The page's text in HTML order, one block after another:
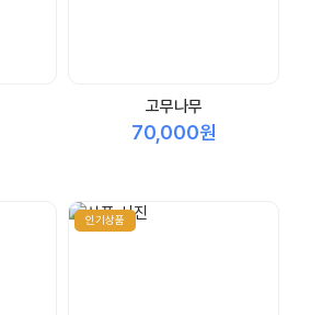
고무나무
70,000원
인기상품